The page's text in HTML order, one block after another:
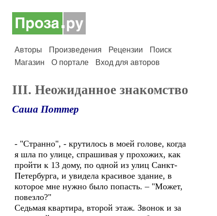
Авторы Произведения Рецензии
Поиск
Магазин
О портале Вход для авторов
III. Неожиданное знакомство
Саша Поттер
- "Странно", - крутилось в моей голове, когда
я шла по улице, спрашивая у прохожих, как
пройти к 13 дому, по одной из улиц Санкт-
Петербурга, и увидела красивое здание, в
которое мне нужно было попасть. – "Может,
повезло?"
Седьмая квартира, второй этаж. Звонок и за